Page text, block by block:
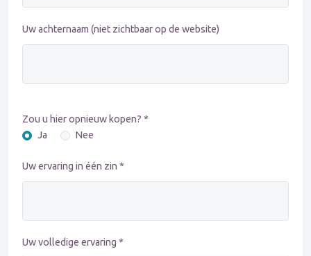
Uw achternaam (niet zichtbaar op de website)
Zou u hier opnieuw kopen? *
Ja
Nee
Uw ervaring in één zin *
Uw volledige ervaring *